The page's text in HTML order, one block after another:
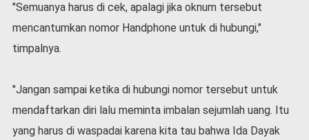
o
n
l
"Semuanya harus di cek, apalagi jika oknum tersebut
mencantumkan nomor Handphone untuk di hubungi,"
timpalnya.
"Jangan sampai ketika di hubungi nomor tersebut untuk
mendaftarkan diri lalu meminta imbalan sejumlah uang. Itu
yang harus di waspadai karena kita tau bahwa Ida Dayak